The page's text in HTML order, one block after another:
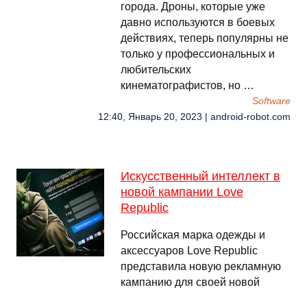
города. Дроны, которые уже
давно используются в боевых
действиях, теперь популярны не
только у профессиональных и
любительских
кинематографистов, но …
Software
12:40, Январь 20, 2023 | android-robot.com
Искусственный интеллект в
новой кампании Love
Republic
Российская марка одежды и
аксессуаров Love Republic
представила новую рекламную
кампанию для своей новой